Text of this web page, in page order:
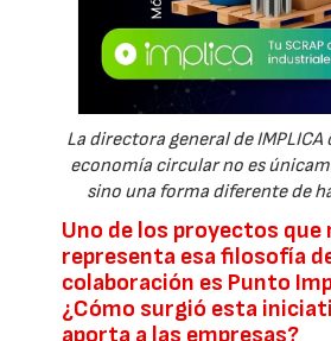
La directora general de IMPLICA
economía circular no es
sino una forma diferente de
Uno de los proyectos que
representa esa filosofía
colaboración es Punto
¿Cómo surgió esta